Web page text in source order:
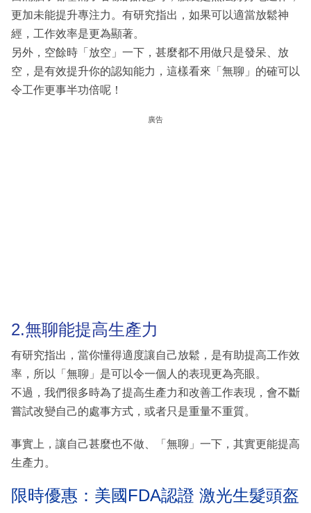
更加未能提升專注力。有研究指出，如果可以適當放鬆神
經，工作效率是更為顯著。
另外，空餘時「放空」一下，甚麼都不用做只是發呆、放
空，是有效提升你的認知能力，這樣看來「無聊」的確可以
令工作更事半功倍呢！
廣告
2.無聊能提高生產力
有研究指出，當你懂得適度讓自己放鬆，是有助提高工作效
率，所以「無聊」是可以令一個人的表現更為亮眼。
不過，我們很多時為了提高生產力和改善工作表現，會不斷
嘗試改變自己的處事方式，或者只是重量不重質。
事實上，讓自己甚麼也不做、「無聊」一下，其實更能提高
生產力。
限時優惠：美國FDA認證 激光生髮頭盔